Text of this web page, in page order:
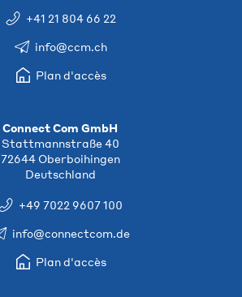
+41 21 804 66 22
info@ccm.ch
Plan d'accès
Connect Com GmbH
Stattmannstraße 40
72644 Oberboihingen
Deutschland
+49 7022 9607 100
info@connectcom.de
Plan d'accès